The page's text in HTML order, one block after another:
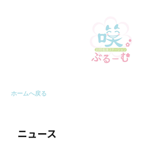
ホームへ戻る
ニュース